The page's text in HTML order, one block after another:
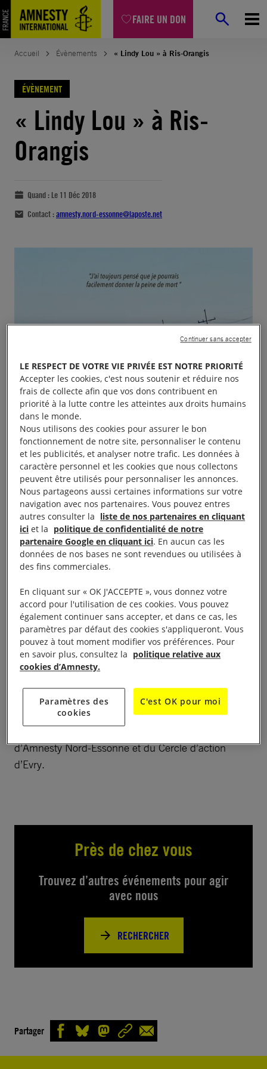
FAIRE UN DON
Accueil Évènements « Lindy Lou » à Ris-Orangis
ÉVÈNEMENT
« Lindy Lou » à Ris-
Orangis
Quand : Le 11 Déc 2018
Contact :amnesty.nord-essonne@laposte.net
Présentation du filmLINDY LOU, jurée n°2de
Florent Vassault, à 20h30 au cinéma Les Cinoches.
Il y a plus de 20 ans, Lindy Lou a été appelée pour
faire partie d’un jury. Depuis, la culpabilité la ronge.
Sa rédemption passera-t-elle par ce voyage qu’elle
entame aujourd’hui à travers le Mississippi, dans le
but de confronter son expérience à celle des 11
autres jurés avec lesquels elle a
condamné un homme à mort ?
Suivi d’une discussion avec les militants du Groupe
d’Amnesty Nord-Essonne et du Cercle d’action
d’Evry.
Près de chez vous
Trouvez d’autres événements pour agir
avec nous
RECHERCHER
Partager
LE RESPECT DE VOTRE VIE PRIVÉE EST NOTRE PRIORITÉ
Accepter les cookies, c'est nous soutenir et réduire nos
frais de collecte afin que vos dons contribuent en
priorité à la lutte contre les atteintes aux droits humains
dans le monde.
Nous utilisons des cookies pour assurer le bon
fonctionnement de notre site, personnaliser le contenu
et les publicités, et analyser notre trafic. Les données à
caractère personnel et les cookies que nous collectons
peuvent être utilisés pour personnaliser les annonces.
Nous partageons aussi certaines informations sur votre
navigation avec nos partenaires. Vous pouvez entres
autres consulter la liste de nos partenaires en cliquant
ici et la politique de confidentialité de notre
partenaire Google en cliquant ici. En aucun cas les
données de nos bases ne sont revendues ou utilisées à
des fins commerciales.
En cliquant sur « OK J'ACCEPTE », vous donnez votre
accord pour l'utilisation de ces cookies. Vous pouvez
également continuer sans accepter, et dans ce cas, les
paramètres par défaut des cookies s'appliqueront. Vous
pouvez à tout moment modifier vos préférences. Pour
en savoir plus, consultez la politique relative aux
cookies d’Amnesty.
Paramètres des
cookies
C'est OK pour moi
Continuer sans accepter